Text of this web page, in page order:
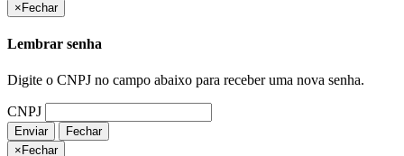
× Fechar
Lembrar senha
Digite o CNPJ no campo abaixo para receber uma nova senha.
CNPJ
Enviar
Fechar
×Fechar